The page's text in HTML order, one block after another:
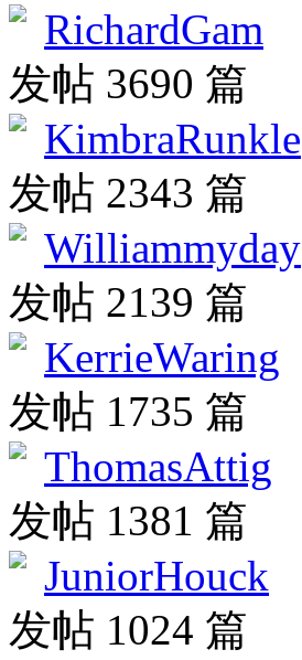
RichardGam
发帖 3690 篇
KimbraRunkle
发帖 2343 篇
Williammyday
发帖 2139 篇
KerrieWaring
发帖 1735 篇
ThomasAttig
发帖 1381 篇
JuniorHouck
发帖 1024 篇